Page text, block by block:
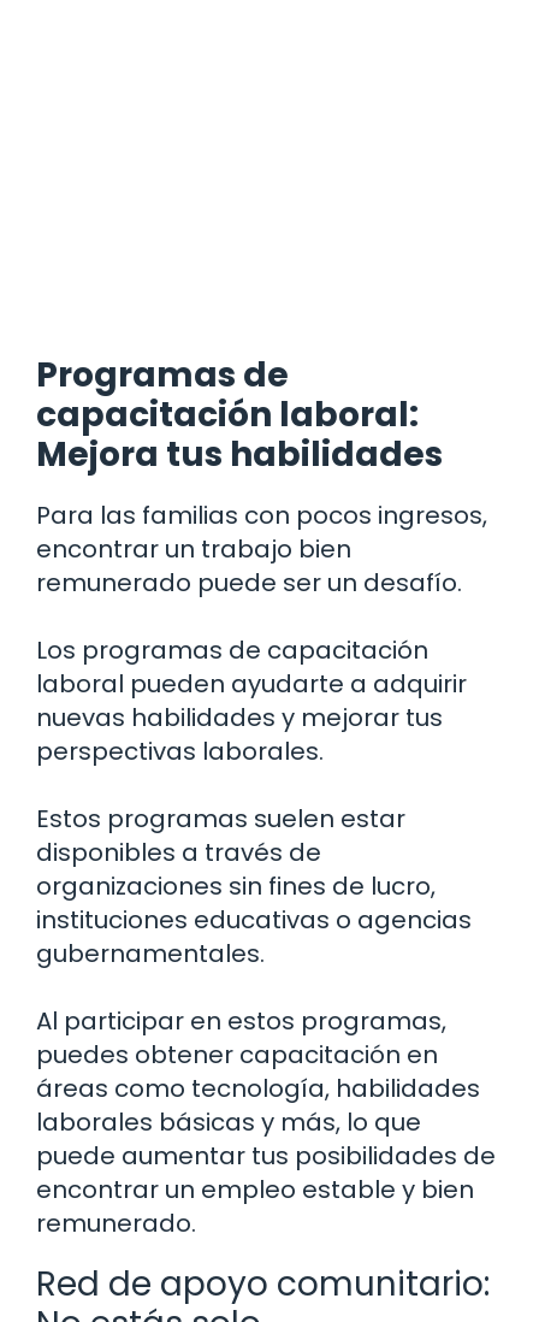
Programas de
capacitación laboral:
Mejora tus habilidades
Para las familias con pocos ingresos,
encontrar un trabajo bien
remunerado puede ser un desafío.
Los programas de capacitación
laboral pueden ayudarte a adquirir
nuevas habilidades y mejorar tus
perspectivas laborales.
Estos programas suelen estar
disponibles a través de
organizaciones sin fines de lucro,
instituciones educativas o agencias
gubernamentales.
Al participar en estos programas,
puedes obtener capacitación en
áreas como tecnología, habilidades
laborales básicas y más, lo que
puede aumentar tus posibilidades de
encontrar un empleo estable y bien
remunerado.
Red de apoyo comunitario: